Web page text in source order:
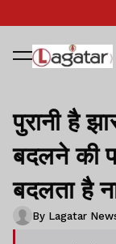
पुरानी है
बदलने की
बदलता है
By Lagatar